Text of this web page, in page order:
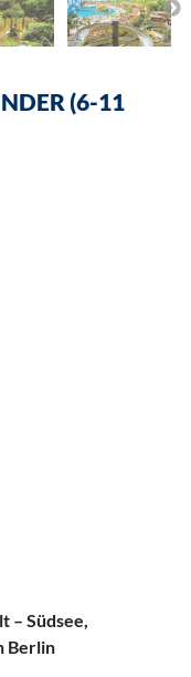
(6-11
Südsee,
Berlin